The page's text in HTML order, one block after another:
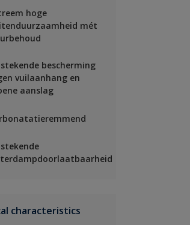
hoge
mét
bescherming
vuilaanhang en
aanslag
characteristics